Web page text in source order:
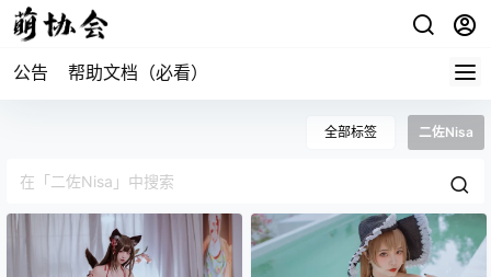
公告 帮助文档（必看）
全部标签 二佐Nisa